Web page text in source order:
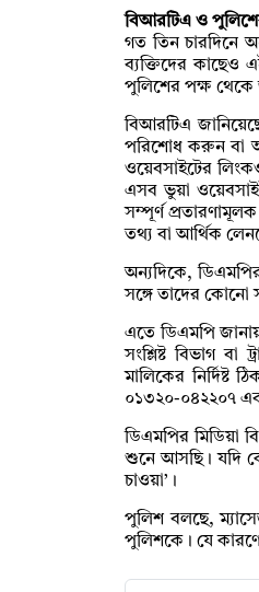
বিআরটিএ ও
গত তিন চারদিনে
ব্যক্তিদের কাছেও
পুলিশের পক্ষ থেকে
বিআরটিএ
পরিশোধ করুন বা
ওয়েবসাইটের
এসব ভুয়া
সম্পূর্ণ প্রতারণামূলক
তথ্য বা আর্থিক
অন্যদিকে,
সঙ্গে তাদের কোনো
এতে ডিএমপি
সংশ্লিষ্ট বিভাগ বা
মালিকের নির্দিষ্ট
০১৩২০-০৪২২০৭
ডিএমপির মিডিয়া
শুনে আসছি। যদি
চাওয়া’।
পুলিশ বলছে,
পুলিশকে। যে